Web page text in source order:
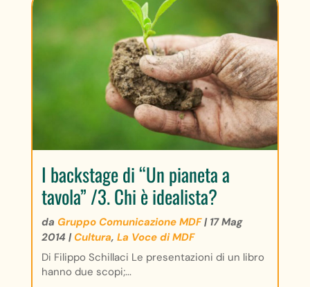
I backstage di “Un pianeta a
tavola” /3. Chi è idealista?
da Gruppo Comunicazione MDF| 17 Mag
2014 | Cultura, La Voce di MDF
Di Filippo Schillaci Le presentazioni di un libro
hanno due scopi;...